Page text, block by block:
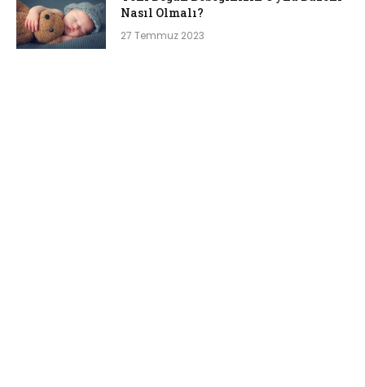
Nasıl Olmalı?
27 Temmuz 2023